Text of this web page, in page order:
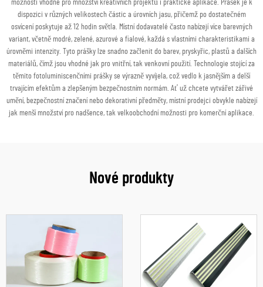
možnosti vhodné pro množství kreativních projektů i praktické aplikace. Prášek je k
dispozici v různých velikostech částic a úrovních jasu, přičemž po dostatečném
osvícení poskytuje až 12 hodin světla. Místní dodavatelé často nabízejí více barevných
variant, včetně modré, zelené, azurové a fialové, každá s vlastními charakteristikami a
úrovněmi intenzity. Tyto prášky lze snadno začlenit do barev, pryskyřic, plastů a dalších
materiálů, čímž jsou vhodné jak pro vnitřní, tak venkovní použití. Technologie stojící za
těmito fotoluminiscenčními prášky se výrazně vyvíjela, což vedlo k jasnějším a delší
trvajícím efektům a zlepšeným bezpečnostním normám. Ať už chcete vytvářet zářivé
umění, bezpečnostní značení nebo dekorativní předměty, místní prodejci obvykle nabízejí
jak menší množství pro nadšence, tak velkoobchodní možnosti pro komerční aplikace.
Nové produkty